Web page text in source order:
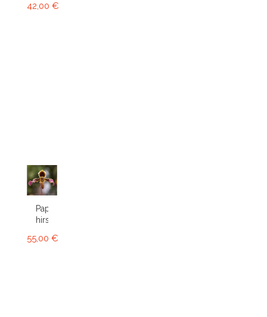
42,00 €
Paphiopedilum
hirsutissimum
55,00 €